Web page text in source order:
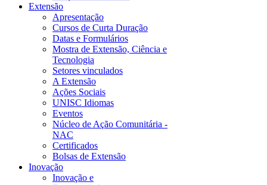
Extensão
Apresentação
Cursos de Curta Duração
Datas e Formulários
Mostra de Extensão, Ciência e
Tecnologia
Setores vinculados
A Extensão
Ações Sociais
UNISC Idiomas
Eventos
Núcleo de Ação Comunitária -
NAC
Certificados
Bolsas de Extensão
Inovação
Inovação e